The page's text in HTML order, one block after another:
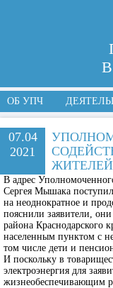
ОБ УПЧ
07.04
2021
В адрес
Сергея Мышака
на неоднократное и
пояснили заявители,
района Краснодарского
населенным пунктом с
том числе дети и
И поскольку в
электроэнергия для
жизнеобеспечивающим